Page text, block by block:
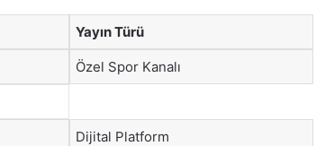
Yayın Türü
Özel Spor Kanalı
Dijital Platform